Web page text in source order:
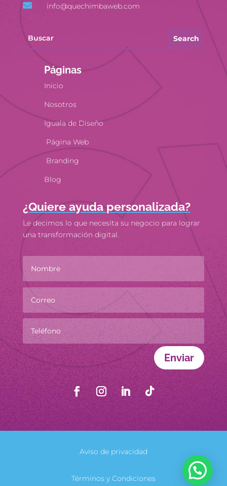
 info@quechimbaweb.com
Páginas
Inicio
Nosotros
Iguala de Diseño
Página Web
Branding
Blog
¿Quiere ayuda personalizada?
Le decimos lo que necesita su negocio para lograr
una transformación digital.
Enviar
Aviso de privacidad
Términos y Condiciones